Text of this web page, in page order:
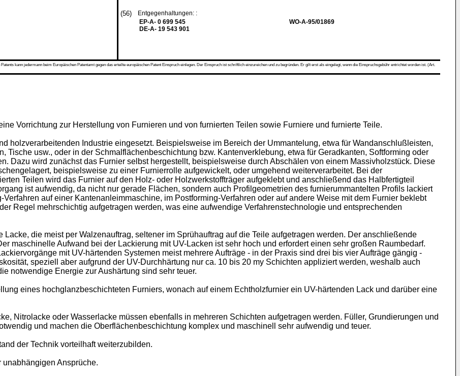
(56)
Entgegenhaltungen: :
EP-A- 0 699 545
DE-A- 19 543 901
WO-A-95/01869
kann jedermann beim Europäischen Patentamt gegen das erteilte europäischen Patent Einspruch einlegen. Der Einspruch ist schriftlich einzureichen und zu begründen. Er gilt erst als eingelegt, wenn die Einspruchsgebühr entrichtet worden ist. (Art.
Vorrichtung zur Herstellung von Furnieren und von furnierten Teilen sowie Furniere und furnierte Teile.
holzverarbeitenden Industrie eingesetzt. Beispielsweise im Bereich der Ummantelung, etwa für Wandanschlußleisten,
Tische usw., oder in der Schmalflächenbeschichtung bzw. Kantenverklebung, etwa für Geradkanten, Softforming oder
Dazu wird zunächst das Furnier selbst hergestellt, beispielsweise durch Abschälen von einem Massivholzstück. Diese
beispielsweise zu einer Furnierrolle aufgewickelt, oder umgehend weiterverarbeitet. Bei der
Teilen wird das Furnier auf den Holz- oder Holzwerkstoffträger aufgeklebt und anschließend das Halbfertigteil
ist aufwendig, da nicht nur gerade Flächen, sondern auch Profilgeometrien des furnierummantelten Profils lackiert
auf einer Kantenanleimmaschine, im Postforming-Verfahren oder auf andere Weise mit dem Furnier beklebt
Regel mehrschichtig aufgetragen werden, was eine aufwendige Verfahrenstechnologie und entsprechenden
die meist per Walzenauftrag, seltener im Sprühauftrag auf die Teile aufgetragen werden. Der anschließende
maschinelle Aufwand bei der Lackierung mit UV-Lacken ist sehr hoch und erfordert einen sehr großen Raumbedarf.
mit UV-härtenden Systemen meist mehrere Aufträge - in der Praxis sind drei bis vier Aufträge gängig -
speziell aber aufgrund der UV-Durchhärtung nur ca. 10 bis 20 my Schichten appliziert werden, weshalb auch
notwendige Energie zur Aushärtung sind sehr teuer.
eines hochglanzbeschichteten Furniers, wonach auf einem Echtholzfurnier ein UV-härtenden Lack und darüber eine
Nitrolacke oder Wasserlacke müssen ebenfalls in mehreren Schichten aufgetragen werden. Füller, Grundierungen und
und machen die Oberflächenbeschichtung komplex und maschinell sehr aufwendig und teuer.
der Technik vorteilhaft weiterzubilden.
Ansprüche.